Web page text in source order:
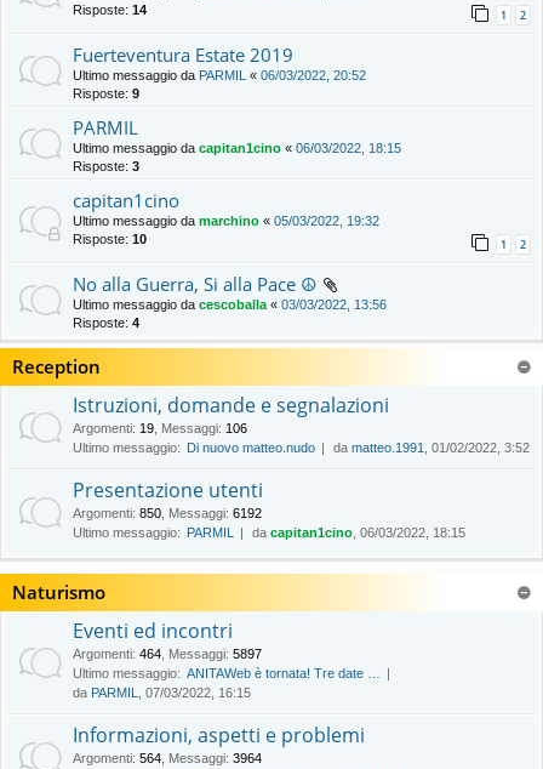
Risposte: 14 1 2
Fuerteventura Estate 2019
Ultimo messaggio da PARMIL « 06/03/2022, 20:52
Risposte: 9
PARMIL
Ultimo messaggio da capitan1cino « 06/03/2022, 18:15
Risposte: 3
capitan1cino
Ultimo messaggio da marchino « 05/03/2022, 19:32
Risposte: 10 1 2
No alla Guerra, Si alla Pace ☮️
Ultimo messaggio da cescoballa « 03/03/2022, 13:56
Risposte: 4
Reception
Istruzioni, domande e segnalazioni
Argomenti: 19 Messaggi: 106
Ultimo messaggio: Di nuovo matteo.nudo da matteo.1991 , 01/02/2022, 3:52
Presentazione utenti
Argomenti: 850 Messaggi: 6192
Ultimo messaggio: PARMIL da capitan1cino , 06/03/2022, 18:15
Naturismo
Eventi ed incontri
Argomenti: 464 Messaggi: 5897
Ultimo messaggio: ANITAWeb è tornata! Tre date …
da PARMIL , 07/03/2022, 16:15
Informazioni, aspetti e problemi
Argomenti: 564 Messaggi: 3964